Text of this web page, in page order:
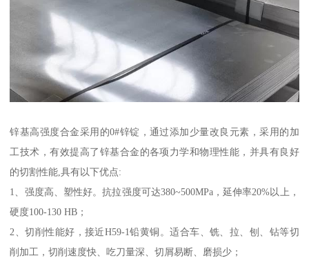
锌基高强度合金采用的0#锌锭，通过添加少量改良元素，采用的加
工技术，有效提高了锌基合金的各项力学和物理性能，并具有良好
的切割性能,具有以下优点:
1、强度高、塑性好。抗拉强度可达380~500MPa，延伸率20%以上，
硬度100-130 HB；
2、切削性能好，接近H59-1铅黄铜。适合车、铣、拉、刨、钻等切
削加工，切削速度快、吃刀量深、切屑易断、磨损少；